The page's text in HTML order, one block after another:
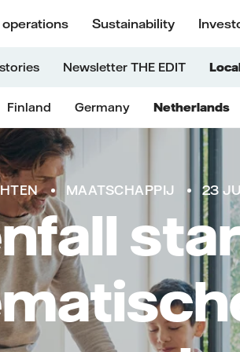
operations Sustainability
Newsletter THE EDIT
Finland Germany Netherlands
MAATSCHAPPIJ 23